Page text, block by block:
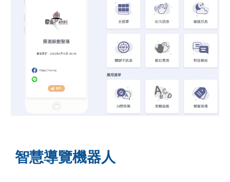
智慧導覽機器人